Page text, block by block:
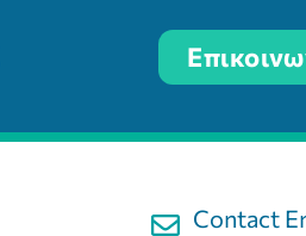
Contact